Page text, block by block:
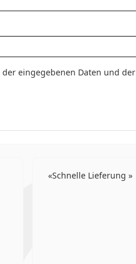
der eingegebenen Daten und der
Schnelle Lieferung